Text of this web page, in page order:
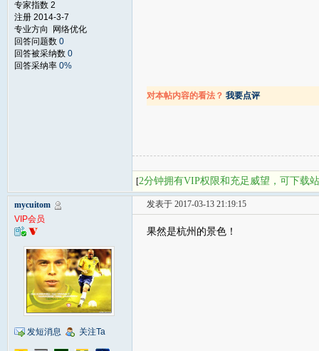
专家指数 2
注册 2014-3-7
专业方向 网络优化
回答问题数 0
回答被采纳数 0
回答采纳率 0%
对本帖内容的看法？ 我要点评
[2分钟拥有VIP权限和充足威望，可下载
mycuitom
VIP会员
发短消息 关注Ta
发表于 2017-03-13 21:19:15
果然是杭州的景色！